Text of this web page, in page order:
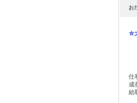
お
仕
成
給